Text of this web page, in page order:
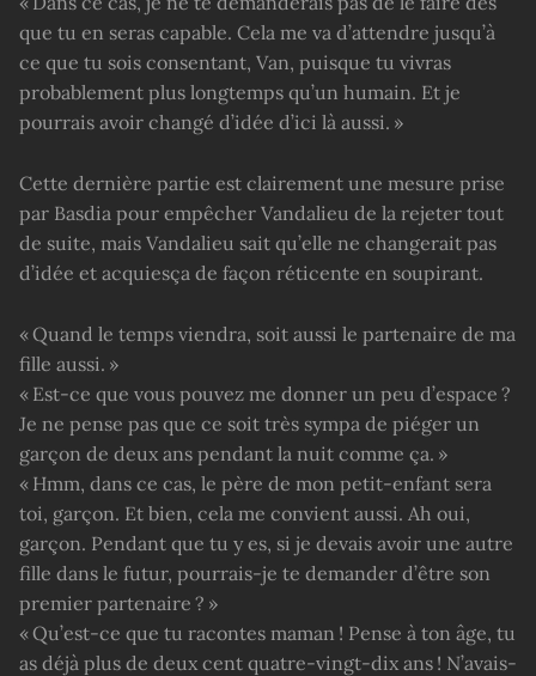
que tu en seras capable. Cela me va d’attendre jusqu’à
ce que tu sois consentant, Van, puisque tu vivras
probablement plus longtemps qu’un humain. Et je
pourrais avoir changé d’idée d’ici là aussi. »
Cette dernière partie est clairement une mesure prise
par Basdia pour empêcher Vandalieu de la rejeter tout
de suite, mais Vandalieu sait qu’elle ne changerait pas
d’idée et acquiesça de façon réticente en soupirant.
« Quand le temps viendra, soit aussi le partenaire de ma
fille aussi. »
« Est-ce que vous pouvez me donner un peu d’espace ?
Je ne pense pas que ce soit très sympa de piéger un
garçon de deux ans pendant la nuit comme ça. »
« Hmm, dans ce cas, le père de mon petit-enfant sera
toi, garçon. Et bien, cela me convient aussi. Ah oui,
garçon. Pendant que tu y es, si je devais avoir une autre
fille dans le futur, pourrais-je te demander d’être son
premier partenaire ? »
« Qu’est-ce que tu racontes maman ! Pense à ton âge, tu
as déjà plus de deux cent quatre-vingt-dix ans ! N’avais-